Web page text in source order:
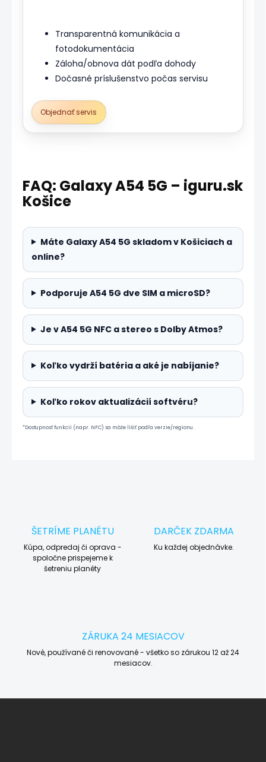
Transparentná komunikácia a
fotodokumentácia
Záloha/obnova dát podľa dohody
Dočasné príslušenstvo počas servisu
Objednať servis
FAQ: Galaxy A54 5G – iguru.sk
Košice
Máte Galaxy A54 5G skladom v Košiciach a
online?
Podporuje A54 5G dve SIM a microSD?
Je v A54 5G NFC a stereo s Dolby Atmos?
Koľko vydrží batéria a aké je nabíjanie?
Koľko rokov aktualizácií softvéru?
*Dostupnosť funkcií (napr. NFC) sa môže líšiť podľa verzie/regionu.
ŠETRÍME PLANÉTU
Kúpa, odpredaj či oprava -
spoločne prispejeme k
šetreniu planéty
DARČEK ZDARMA
Ku každej objednávke.
ZÁRUKA 24 MESIACOV
Nové, používané či renovované - všetko so zárukou 12 až 24
mesiacov.
Z